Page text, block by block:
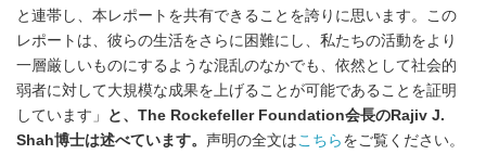
と連帯し、本レポートを共有できることを誇りに思います。この
レポートは、彼らの生活をさらに困難にし、私たちの活動をより
一層厳しいものにするような混乱のなかでも、依然として社会的
弱者に対して大規模な成果を上げることが可能であることを証明
しています」
と、 The Rockefeller Foundation会長のRajiv J.
Shah博士は述べています。 声明の全文は こちら をご覧ください。